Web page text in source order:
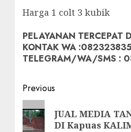
Harga 1 colt 3 kubik
PELAYANAN TERCEPAT
KONTAK WA
TELEGRAM/WA/SMS :
Post
navigation
Previous
Previous
post:
JUAL MEDIA
DI Kapuas